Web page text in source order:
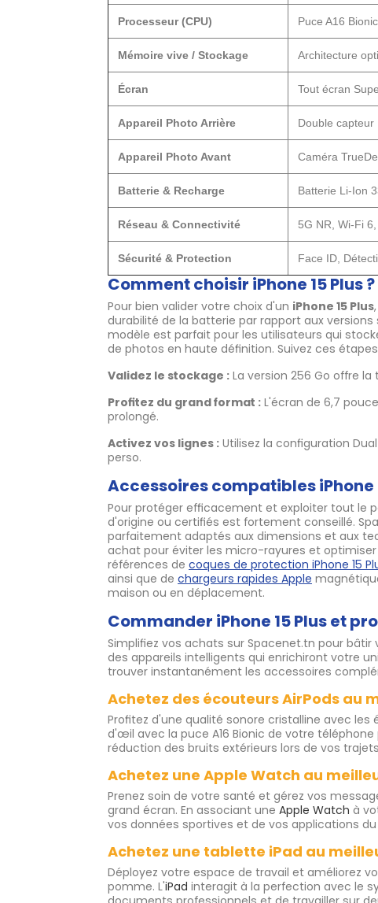
Processeur (CPU) Puce A16
Mémoire vive / Stockage Architecture
Écran Tout écran
Appareil Photo Arrière Double
Appareil Photo Avant Caméra
Batterie & Recharge Batterie Li-Ion
Réseau & Connectivité 5G NR, Wi-Fi
Sécurité & Protection Face ID,
Comment choisir iPhone 15 Plus ?
Pour bien valider votre choix d'un iPhone 15 Plus
durabilité de la batterie par rapport aux
modèle est parfait pour les utilisateurs qui
de photos en haute définition. Suivez ces
Validez le stockage : La version 256 Go offre
Profitez du grand format : L'écran de 6,7
prolongé.
Activez vos lignes : Utilisez la configuration
perso.
Accessoires compatibles iPhone
Pour protéger efficacement et exploiter tout le
d'origine ou certifiés est fortement conseillé.
parfaitement adaptés aux dimensions et aux
achat pour éviter les micro-rayures et
références de coques de protection iPhone 15
ainsi que de chargeurs rapides Apple
maison ou en déplacement.
Commander iPhone 15 Plus et
Simplifiez vos achats sur Spacenet.tn pour
des appareils intelligents qui enrichiront votre
trouver instantanément les accessoires
Achetez des écouteurs AirPods au
Profitez d'une qualité sonore cristalline avec les
d'œil avec la puce A16 Bionic de votre
réduction des bruits extérieurs lors de vos
Achetez une Apple Watch au
Prenez soin de votre santé et gérez vos
grand écran. En associant une Apple Watch à
vos données sportives et de vos applications
Achetez une tablette iPad au
Déployez votre espace de travail et améliorez
pomme. L'iPad interagit à la perfection avec le